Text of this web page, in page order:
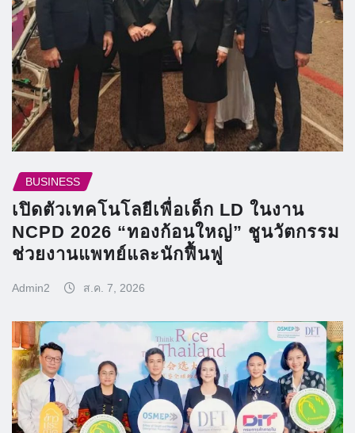
BUSINESS
เปิดตัวเทคโนโลยีเพื่อเด็ก LD ในงาน
NCPD 2026 “ทองก้อนใหญ่” ชูนวัตกรรม
ช่วยงานแพทย์และนักฟื้นฟู
Admin2 ส.ค. 7, 2026